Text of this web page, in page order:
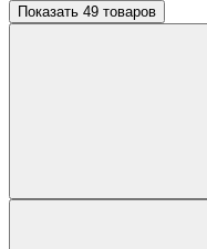
Показать 49 товаров